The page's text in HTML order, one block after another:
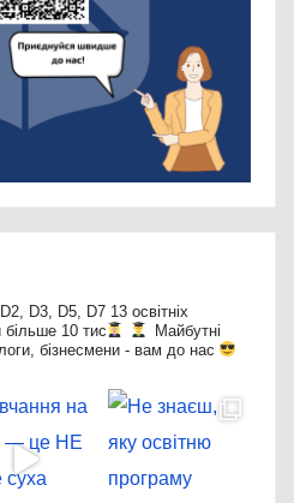
D3, D5, D7 13 освітніх
більше 10 тис
Майбутні
бізнесмени - вам до нас